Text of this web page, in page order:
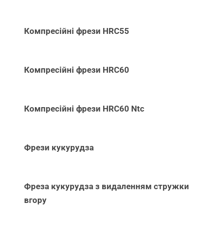
Компресійні фрези HRC55
Компресійні фрези HRC60
Компресійні фрези HRC60 Ntc
Фрези кукурудза
Фреза кукурудза з видаленням стружки
вгору